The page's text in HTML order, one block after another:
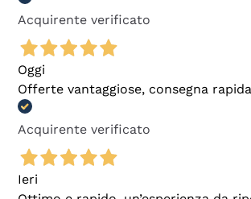
Acquirente verificato
Oggi
Offerte vantaggiose, consegna rapida
Acquirente verificato
Ieri